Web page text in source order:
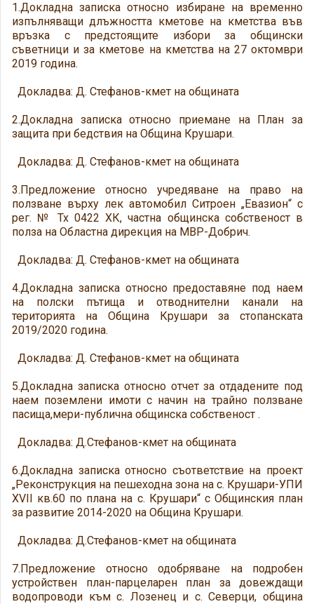
1.Докладна записка относно избиране на временно
изпълняващи длъжността кметове на кметства във
връзка с предстоящите избори за общински
съветници и за кметове на кметства на 27 октомври
2019 година.
Докладва: Д. Стефанов-кмет на общината
2.Докладна записка относно приемане на План за
защита при бедствия на Община Крушари.
Докладва: Д. Стефанов-кмет на общината
3.Предложение относно учредяване на право на
ползване върху лек автомобил Ситроен „Евазион“ с
рег. № Тх 0422 ХК, частна общинска собственост в
полза на Областна дирекция на МВР-Добрич.
Докладва: Д. Стефанов-кмет на общината
4.Докладна записка относно предоставяне под наем
на полски пътища и отводнителни канали на
територията на Община Крушари за стопанската
2019/2020 година.
Докладва: Д. Стефанов-кмет на общината
5.Докладна записка относно отчет за отдадените под
наем поземлени имоти с начин на трайно ползване
пасища,мери-публична общинска собственост .
Докладва: Д.Стефанов-кмет на общината
6.Докладна записка относно съответствие на проект
„Реконструкция на пешеходна зона на с. Крушари-УПИ
XVII кв.60 по плана на с. Крушари“ с Общинския план
за развитие 2014-2020 на Община Крушари.
Докладва: Д.Стефанов-кмет на общината
7.Предложение относно одобряване на подробен
устройствен план-парцеларен план за довеждащи
водопроводи към с. Лозенец и с. Северци, община